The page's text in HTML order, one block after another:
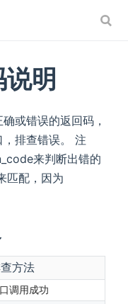
明
或错误的返回码，
排查错误。 注
来判断出错的
匹配，因为
方法
调用成功